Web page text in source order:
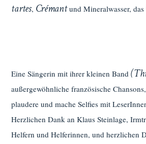
tartes, Crémantund Mineralwasser, das
Eine Sängerin mit ihrer kleinen Band
außergewöhnliche französische
plaudere und mache Selfies mit
Herzlichen Dank an Klaus Steinlage,
Helfern und Helferinnen, und herzlichen